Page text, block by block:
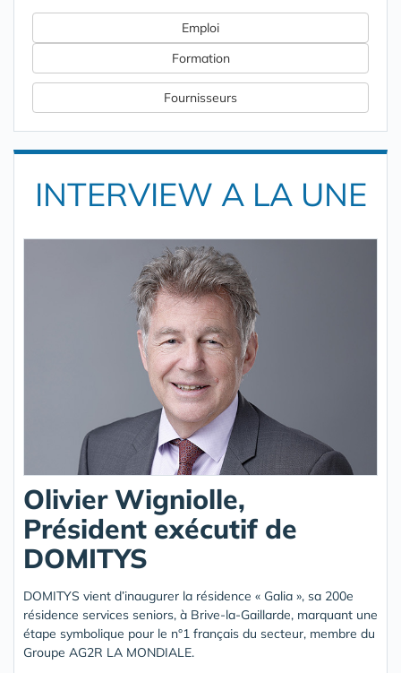
Emploi
Formation
Fournisseurs
INTERVIEW A LA UNE
Olivier Wigniolle,
Président exécutif de
DOMITYS
DOMITYS vient d’inaugurer la résidence « Galia », sa 200e
résidence services seniors, à Brive-la-Gaillarde, marquant une
étape symbolique pour le n°1 français du secteur, membre du
Groupe AG2R LA MONDIALE.